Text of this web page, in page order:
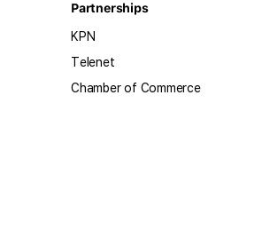
Partnerships
KPN
Telenet
Chamber of Commerce